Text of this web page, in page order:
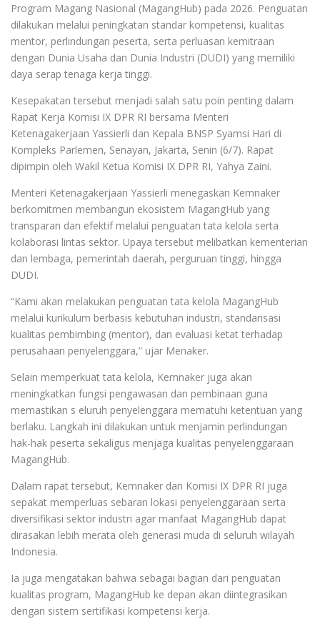
Program Magang Nasional (MagangHub) pada 2026. Penguatan
dilakukan melalui peningkatan standar kompetensi, kualitas
mentor, perlindungan peserta, serta perluasan kemitraan
dengan Dunia Usaha dan Dunia Industri (DUDI) yang memiliki
daya serap tenaga kerja tinggi.
Kesepakatan tersebut menjadi salah satu poin penting dalam
Rapat Kerja Komisi IX DPR RI bersama Menteri
Ketenagakerjaan Yassierli dan Kepala BNSP Syamsi Hari di
Kompleks Parlemen, Senayan, Jakarta, Senin (6/7). Rapat
dipimpin oleh Wakil Ketua Komisi IX DPR RI, Yahya Zaini.
Menteri Ketenagakerjaan Yassierli menegaskan Kemnaker
berkomitmen membangun ekosistem MagangHub yang
transparan dan efektif melalui penguatan tata kelola serta
kolaborasi lintas sektor. Upaya tersebut melibatkan kementerian
dan lembaga, pemerintah daerah, perguruan tinggi, hingga
DUDI.
“Kami akan melakukan penguatan tata kelola MagangHub
melalui kurikulum berbasis kebutuhan industri, standarisasi
kualitas pembimbing (mentor), dan evaluasi ketat terhadap
perusahaan penyelenggara,” ujar Menaker.
Selain memperkuat tata kelola, Kemnaker juga akan
meningkatkan fungsi pengawasan dan pembinaan guna
memastikan s eluruh penyelenggara mematuhi ketentuan yang
berlaku. Langkah ini dilakukan untuk menjamin perlindungan
hak-hak peserta sekaligus menjaga kualitas penyelenggaraan
MagangHub.
Dalam rapat tersebut, Kemnaker dan Komisi IX DPR RI juga
sepakat memperluas sebaran lokasi penyelenggaraan serta
diversifikasi sektor industri agar manfaat MagangHub dapat
dirasakan lebih merata oleh generasi muda di seluruh wilayah
Indonesia.
Ia juga mengatakan bahwa sebagai bagian dari penguatan
kualitas program, MagangHub ke depan akan diintegrasikan
dengan sistem sertifikasi kompetensi kerja.